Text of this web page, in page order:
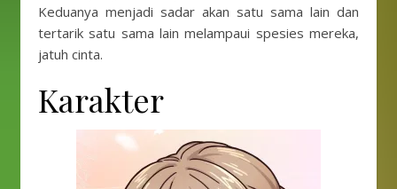
Keduanya menjadi sadar akan satu sama lain dan
tertarik satu sama lain melampaui spesies mereka,
jatuh cinta.
Karakter